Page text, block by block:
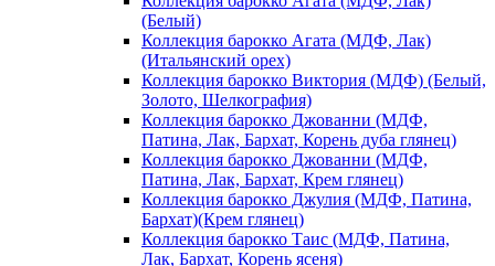
(Белый)
Коллекция барокко Агата (МДФ, Лак)
(Итальянский орех)
Коллекция барокко Виктория (МДФ) (Белый,
Золото, Шелкография)
Коллекция барокко Джованни (МДФ,
Патина, Лак, Бархат, Корень дуба глянец)
Коллекция барокко Джованни (МДФ,
Патина, Лак, Бархат, Крем глянец)
Коллекция барокко Джулия (МДФ, Патина,
Бархат)(Крем глянец)
Коллекция барокко Таис (МДФ, Патина,
Лак, Бархат, Корень ясеня)